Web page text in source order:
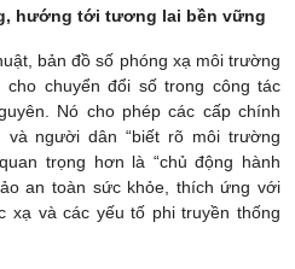
hướng tới tương lai bền vững
bản đồ số phóng xạ môi trường
chuyển đổi số trong công tác
Nó cho phép các cấp chính
và người dân “biết rõ môi trường
trọng hơn là “chủ động hành
an toàn sức khỏe, thích ứng với
xạ và các yếu tố phi truyền thống